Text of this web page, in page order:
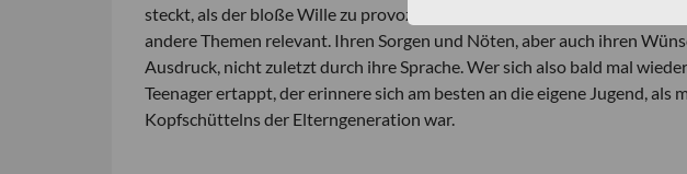
steckt, als der bloße Wille zu provozieren. Jede Generation ist geprägt
andere Themen relevant. Ihren Sorgen und Nöten, aber auch ihren
Ausdruck, nicht zuletzt durch ihre Sprache. Wer sich also bald mal
Teenager ertappt, der erinnere sich am besten an die eigene Jugend, als
Kopfschüttelns der Elterngeneration war.